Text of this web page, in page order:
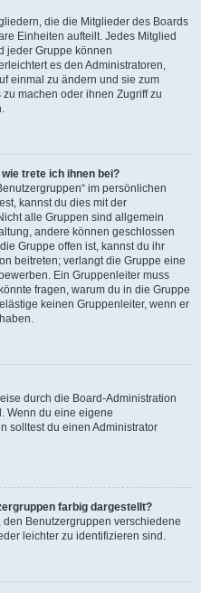
die die Mitglieder des Boards
Einheiten aufteilt. Jedes Mitglied
jeder Gruppe können
es den Administratoren,
einmal zu ändern und sie zum
machen oder ihnen Zugriff zu
trete ich ihnen bei?
im persönlichen
kannst du dies mit der
alle Gruppen sind allgemein
andere können geschlossen
Gruppe offen ist, kannst du ihr
beitreten; verlangt die Gruppe eine
Ein Gruppenleiter muss
fragen, warum du in die Gruppe
keinen Gruppenleiter, wenn er
durch die Board-Administration
Wenn du eine eigene
solltest du einen Administrator
farbig dargestellt?
Benutzergruppen verschiedene
leichter zu identifizieren sind.